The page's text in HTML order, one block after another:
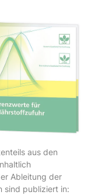
aus den
Ableitung der
sind publiziert in: